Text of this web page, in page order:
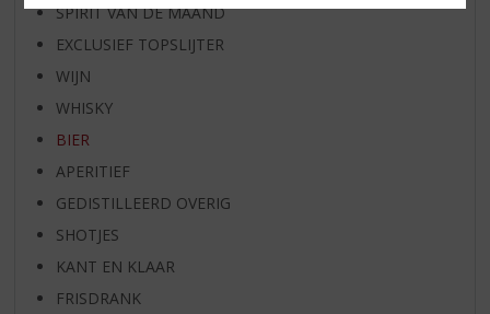
SPIRIT VAN DE MAAND
EXCLUSIEF TOPSLIJTER
WIJN
WHISKY
BIER
APERITIEF
GEDISTILLEERD OVERIG
SHOTJES
KANT EN KLAAR
FRISDRANK